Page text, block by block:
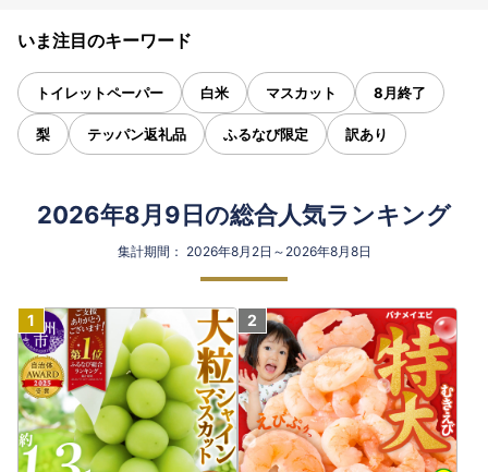
いま注目のキーワード
トイレットペーパー 白米 マスカット 8月終了
梨 テッパン返礼品 ふるなび限定 訳あり
2026年8月9日の総合人気ランキング
集計期間： 2026年8月2日～2026年8月8日